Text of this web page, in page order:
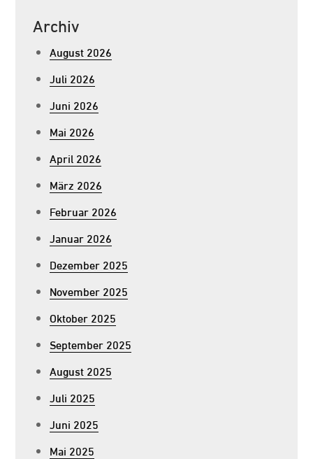
Archiv
August 2026
Juli 2026
Juni 2026
Mai 2026
April 2026
März 2026
Februar 2026
Januar 2026
Dezember 2025
November 2025
Oktober 2025
September 2025
August 2025
Juli 2025
Juni 2025
Mai 2025